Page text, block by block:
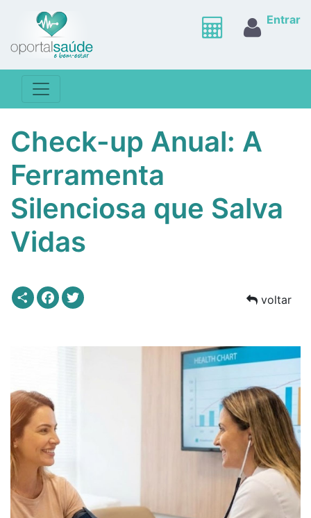
Entrar
Check-up Anual: A
Ferramenta
Silenciosa que Salva
Vidas
ShareFacebook
voltar